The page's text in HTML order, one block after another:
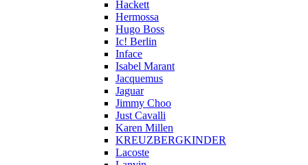
Hackett
Hermossa
Hugo Boss
Ic! Berlin
Inface
Isabel Marant
Jacquemus
Jaguar
Jimmy Choo
Just Cavalli
Karen Millen
KREUZBERGKINDER
Lacoste